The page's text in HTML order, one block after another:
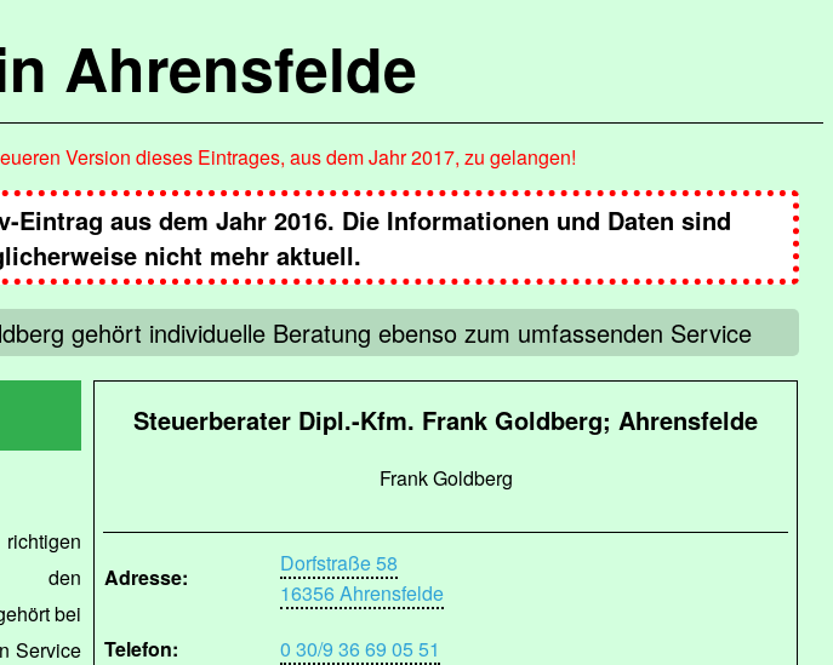
Ahrensfelde
Version dieses Eintrages, aus dem Jahr 2017, zu gelangen!
aus dem Jahr 2016. Die Informationen und Daten sind
nicht mehr aktuell.
gehört individuelle Beratung ebenso zum umfassenden Service
Steuerberater Dipl.-Kfm. Frank Goldberg; Ahrensfelde
Frank Goldberg
Adresse:
Dorfstraße 58
16356 Ahrensfelde
Telefon:
0 30/9 36 69 05 51
den
bei
Service